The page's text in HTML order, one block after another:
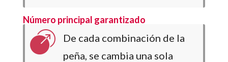
Número principal garantizado
De cada combinación de la
peña, se cambia una sola